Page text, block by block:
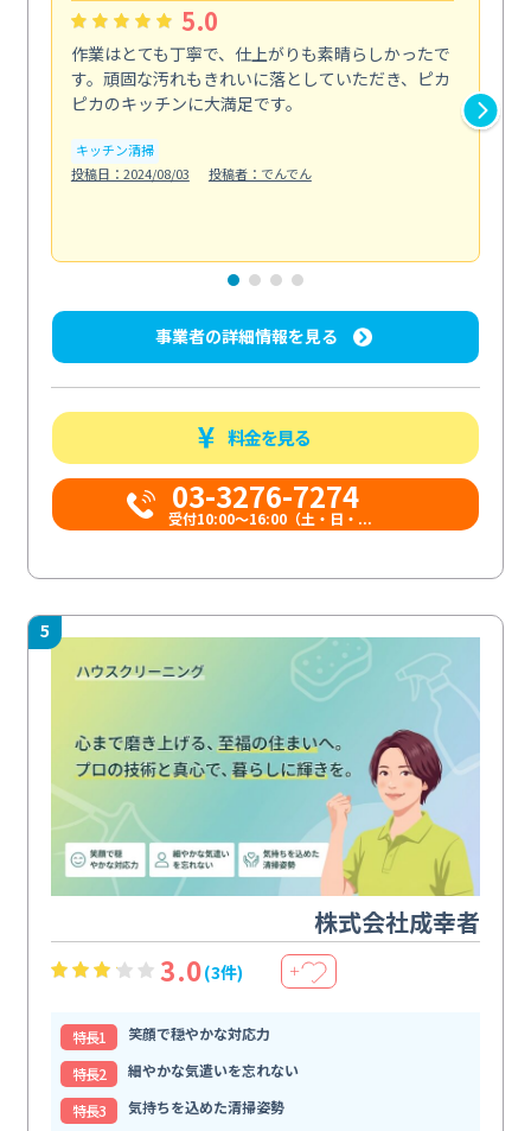
5.0
作業はとても丁寧で、仕上がりも素晴らしかったで
す。頑固な汚れもきれいに落としていただき、ピカ
ピカのキッチンに大満足です。
キッチン清掃
投稿日：2024/08/03
投稿者：でんでん
事業者の詳細情報を見る
料金を見る
03-3276-7274
受付10:00〜16:00（土・日・...
5
株式会社成幸者
3.0(3件) ＋
特⻑1
笑顔で穏やかな対応力
特⻑2
細やかな気遣いを忘れない
特⻑3
気持ちを込めた清掃姿勢